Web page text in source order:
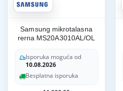
Samsung mikrotalasna
rerna MS20A3010AL/OL
Isporuka moguća od
10.08.2026
Besplatna isporuka